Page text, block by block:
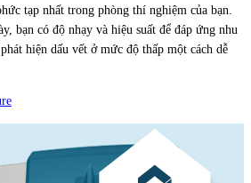
tạp nhất trong phòng thí nghiệm của bạn.
bạn có độ nhạy và hiệu suất để đáp ứng nhu
hiện dấu vết ở mức độ thấp một cách dễ